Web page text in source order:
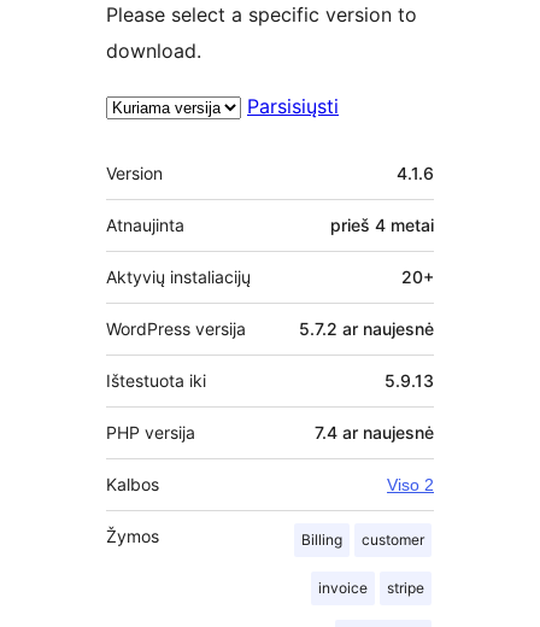
Please select a specific version to
download.
Parsisiųsti
Metainformacija
Version 4.1.6
Atnaujinta prieš 4 metai
Aktyvių instaliacijų 20+
WordPress versija 5.7.2 ar naujesnė
Ištestuota iki 5.9.13
PHP versija 7.4 ar naujesnė
Kalbos Viso 2
Žymos Billing customer
invoice stripe